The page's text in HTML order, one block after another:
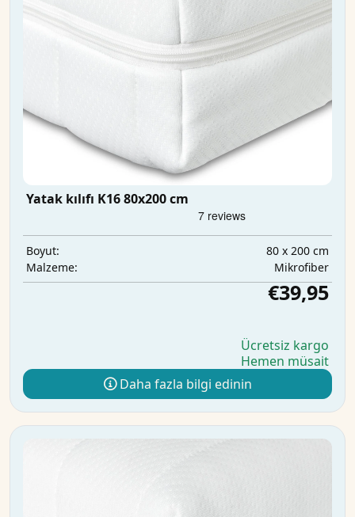
Yatak kılıfı K16 80x200 cm
Boyut:
80 x 200 cm
Malzeme:
Mikrofiber
€39,95
Ücretsiz kargo
Hemen müsait
Daha fazla bilgi edinin